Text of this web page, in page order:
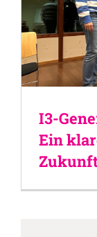
I3-
Ein